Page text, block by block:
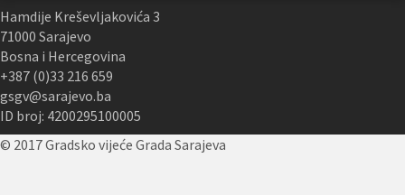
Hamdije Kreševljakovića 3
71000 Sarajevo
Bosna i Hercegovina
+387 (0)33 216 659
gsgv@sarajevo.ba
ID broj: 4200295100005
© 2017 Gradsko vijeće Grada Sarajeva